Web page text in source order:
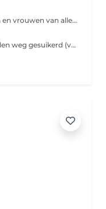
VOOR WIE IS HET GESCHIKT? Mannen en vrouwen van alle leeftijden Minderjarigen met de toestemming van de ouders (ouders zijn aanwezig bij de afspraak)
Bikini full = slip gaat uit, alle haren worden weg gesuikerd (venusheuvel, schaamlippen en bilnaad). Optie er kan een streepje blijven staan. Zorg ervoor dat de haren ongeveer een lengte hebben van 3mm. Bikini brazilian = fijne string aanhouden (kan ook een gewone slip zijn en doe je gewoon opzij hoe ver je wil), alle zichtbare haren worden verwijderd (hier worden GEEN schaamlippen onthaard) Bikini liesplooi= slip aanhouden, alle haren die zichtbaar zijn worden verwijderd VOOR WIE IS HET GESCHIKT? Mannen en vrouwen van alle leeftijden Minderjarigen met de toestemming van de ouders (ouders zijn aanwezig bij de afspraak) WIE NIET? Personen die bezig zijn met laserbehandelingen Personen met open wonden (rondom kan wel gewaxt worden) Personen die juist hebben geschoren (2 weken tussen scheren en behandeling!) BELANGRIJK OM TE WETEN VOOR DE ONTHARING: Je mag 24u voor je behandeling niet meer scrubben. Waarom? De suikerpasta waar mee gewerkt wordt heeft dode huidcellen nodig om aan te hechten. Een gratis peeling dus! Smeer best geen bodylotion, olie of hydraterende creme meer op de avond voor en op de dag van de behandeling. Waarom? De suikerpasta waar mee gewerkt wordt heeft haar nodig om aan te hechten. Maak het dus niet vettig! Je haar moet ongeveer de lengte hebben van een droge rijstkorrel. Waarom? De suikerpasta heeft dit als minimumlengte nodig om de haren zeker mee te kunnen trekken.